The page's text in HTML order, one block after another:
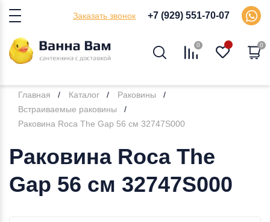
Заказать звонок +7 (929) 551-70-07
0 0
Главная Каталог
Раковины
Встраиваемые раковины
Раковина Roca The Gap 56 см 32747S000
Раковина Roca The
Gap 56 см 32747S000